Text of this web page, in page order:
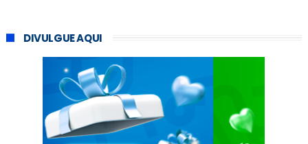
DIVULGUE AQUI